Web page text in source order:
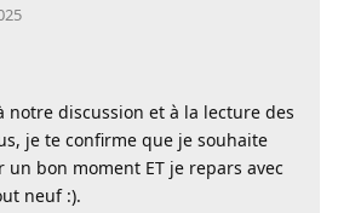
notre discussion et à la lecture des
je te confirme que je souhaite
bon moment ET je repars avec
neuf :).